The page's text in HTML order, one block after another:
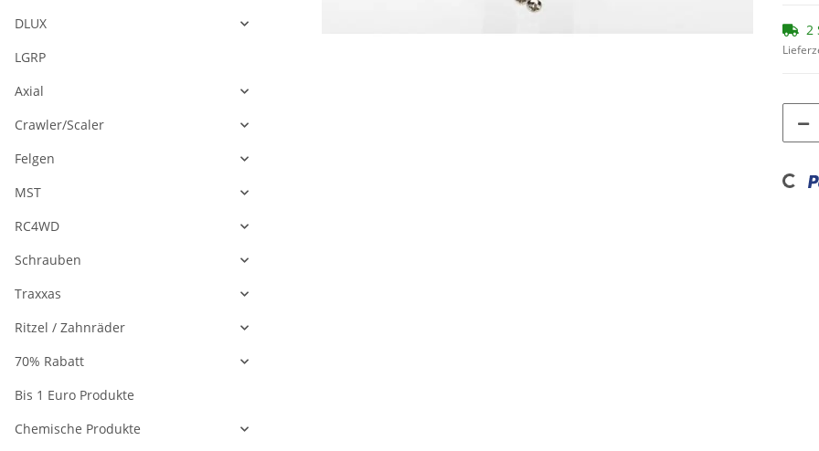
2
Loading...
DLUX
LGRP
Axial
Crawler/Scaler
Felgen
MST
RC4WD
Schrauben
Traxxas
Ritzel / Zahnräder
70% Rabatt
Bis 1 Euro Produkte
Chemische Produkte